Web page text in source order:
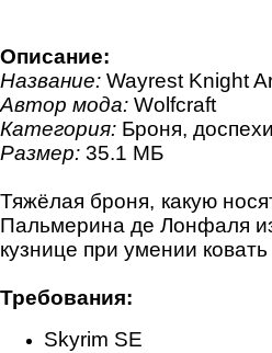
Описание:
Название: Wayrest Knight
Автор мода: Wolfcraft
Категория: Броня, доспехи
Размер: 35.1 МБ
Тяжёлая броня, какую
Пальмерина де Лонфаля
кузнице при умении ковать
Требования:
Skyrim SE